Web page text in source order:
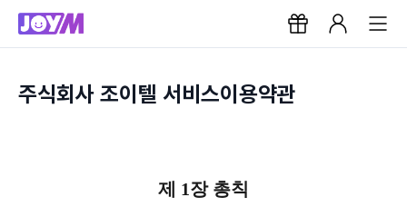
주식회사 조이텔 서비스이용약관
제 1장 총칙